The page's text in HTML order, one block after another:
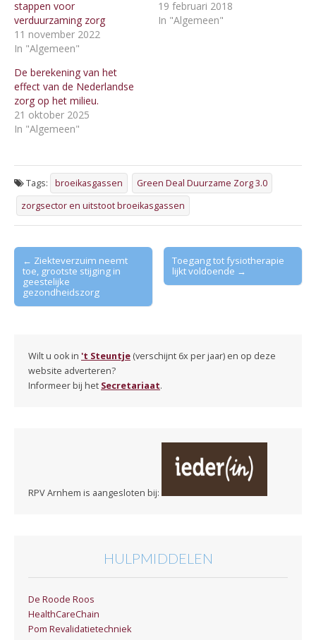
stappen voor
verduurzaming zorg
11 november 2022
In "Algemeen"
19 februari 2018
In "Algemeen"
De berekening van het
effect van de Nederlandse
zorg op het milieu.
21 oktober 2025
In "Algemeen"
Tags: broeikasgassen
Green Deal Duurzame Zorg 3.0
zorgsector en uitstoot broeikasgassen
Post
navigation
← Ziekteverzuim neemt
toe, grootste stijging in
geestelijke
gezondheidszorg
Toegang tot fysiotherapie
lijkt voldoende →
Wilt u ook in 't Steuntje (verschijnt 6x per jaar) en op deze
website adverteren?
Informeer bij het Secretariaat.
RPV Arnhem is aangesloten bij:
HULPMIDDELEN
De Roode Roos
HealthCareChain
Pom Revalidatietechniek